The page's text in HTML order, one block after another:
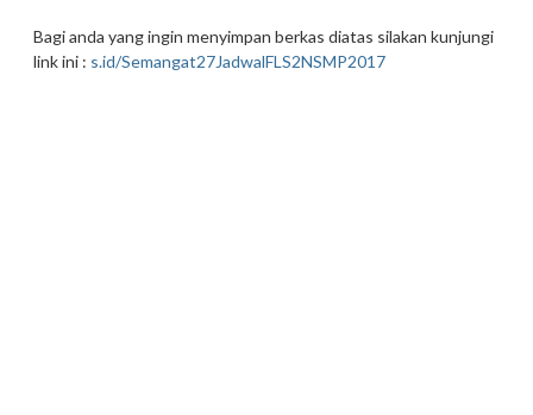
Bagi anda yang ingin menyimpan berkas diatas silakan kunjungi
link ini : s.id/Semangat27JadwalFLS2NSMP2017